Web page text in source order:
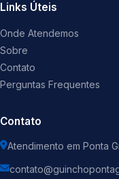
Links Úteis
Onde Atendemos
Sobre
Contato
Perguntas Frequentes
Contato
Atendimento em Ponta